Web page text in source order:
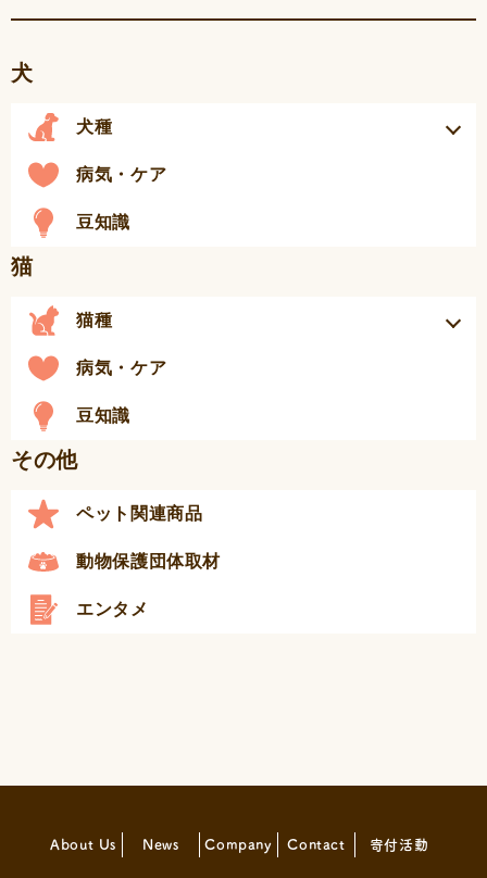
犬
犬種
病気・ケア
豆知識
猫
猫種
病気・ケア
豆知識
その他
ペット関連商品
動物保護団体取材
エンタメ
About Us News Company Contact 寄付活動